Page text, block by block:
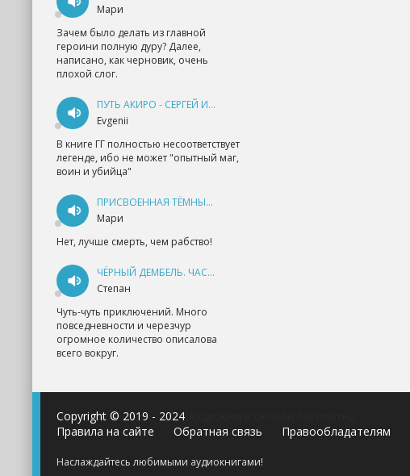
Мари
Зачем было делать из главной
героини полную дуру? Далее,
написано, как черновик, очень
плохой слог.
ПУТЬ АКИРО - СЕРГЕЙ ИЗМАЙЛОВ
Evgenii
В книге ГГ полностью несоответствует
легенде, ибо не может "опытный маг,
воин и убийца"
ПРИСВОЕННАЯ ТЁМНЫМ. ПРОКЛЯТАЯ ЛЮБОВЬ - АННА ГЕРР
Мари
Нет, лучше смерть, чем рабство!
ЧЁРНЫЙ ДЕМБЕЛЬ. ЧАСТЬ 1 - АНДРЕЙ ФЕДИН
Степан
Чуть-чуть приключений. Много
повседневности и черезчур
огромное количество описалова
всего вокруг.
Copyright © 2019 - 2024
Правила на сайте
Обратная связь Правообладателям
Наслаждайтесь любимыми аудиокнигами!